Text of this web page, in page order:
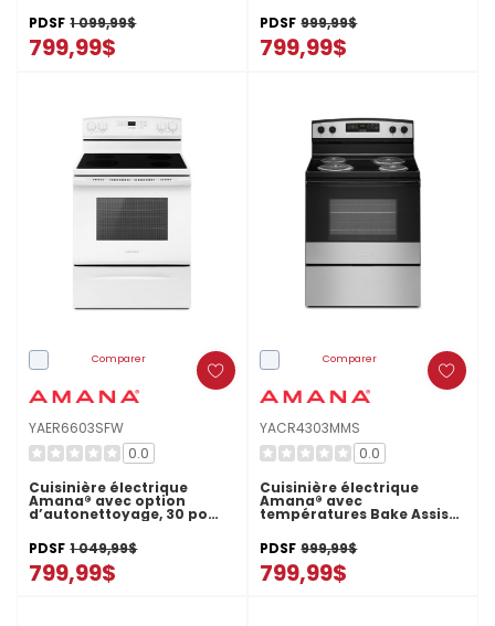
PDSF 1 099,99$
799,99$
PDSF 999,99$
799,99$
Comparer
YAER6603SFW
0.0
Cuisinière électrique
Amana® avec option
d’autonettoyage, 30 po
YAER6603SFW
PDSF 1 049,99$
799,99$
Comparer
YACR4303MMS
0.0
Cuisinière électrique
Amana® avec
températures Bake Assist
- 30 po YACR4303MMS
PDSF 999,99$
799,99$